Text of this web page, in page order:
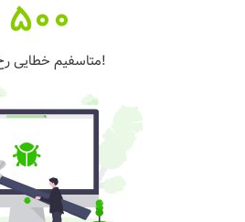
500
متاسفیم خطایی رخ داد!